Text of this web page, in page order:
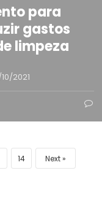
para
gastos
limpeza
2021
14 Next